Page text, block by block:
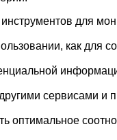
для
как для
сервисами и
оптимальное